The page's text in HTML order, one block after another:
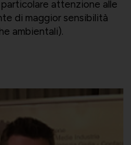
attenzione alle
di maggior sensibilità
ambientali).